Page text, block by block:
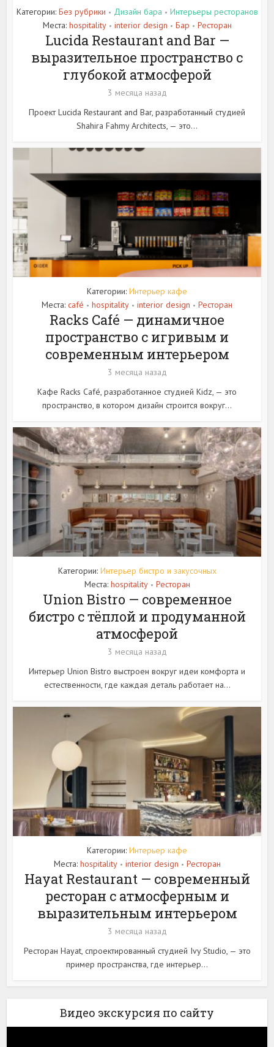
Категории: Без рубрики • Дизайн бара • Интерьеры ресторанов
Места: hospitality • interior design • Бар • Ресторан
Lucida Restaurant and Bar —
выразительное пространство с
глубокой атмосферой
3 месяца назад
Проект Lucida Restaurant and Bar, разработанный студией
Shahira Fahmy Architects, — это...
Категории: Интерьер кафе
Места: café • hospitality • interior design • Ресторан
Racks Café — динамичное
пространство с игривым и
современным интерьером
3 месяца назад
Кафе Racks Café, разработанное студией Kidz, — это
пространство, в котором дизайн строится вокруг...
Категории: Интерьер бистро и закусочных
Места: hospitality • Ресторан
Union Bistro — современное
бистро с тёплой и продуманной
атмосферой
3 месяца назад
Интерьер Union Bistro выстроен вокруг идеи комфорта и
естественности, где каждая деталь работает на...
Категории: Интерьер кафе
Места: hospitality • interior design • Ресторан
Hayat Restaurant — современный
ресторан с атмосферным и
выразительным интерьером
3 месяца назад
Ресторан Hayat, спроектированный студией Ivy Studio, — это
пример пространства, где интерьер...
Видео экскурсия по сайту